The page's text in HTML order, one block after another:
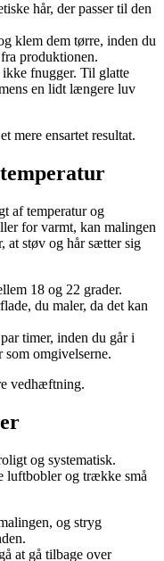
hår, der passer til den
klem dem tørre, inden du
produktionen.
ikke fnugger. Til glatte
en lidt længere luv
mere ensartet resultat.
af temperatur og
for varmt, kan malingen
at støv og hår sætter sig
18 og 22 grader.
du maler, da det kan
timer, inden du går i
som omgivelserne.
vedhæftning.
og systematisk.
luftbobler og trække små
og stryg
at gå tilbage over